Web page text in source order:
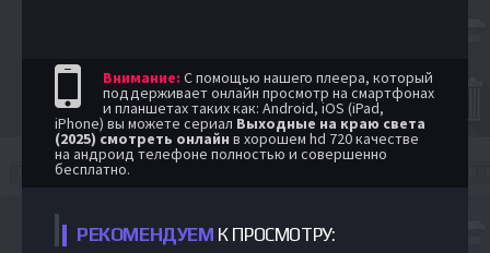
Внимание: С помощью нашего плеера, который
поддерживает онлайн просмотр на смартфонах
и планшетах таких как: Android, iOS (iPad,
iPhone) вы можете сериал Выходные на краю света
(2025) смотреть онлайн в хорошем hd 720 качестве
на андроид телефоне полностью и совершенно
бесплатно.
РЕКОМЕНДУЕМ К ПРОСМОТРУ: